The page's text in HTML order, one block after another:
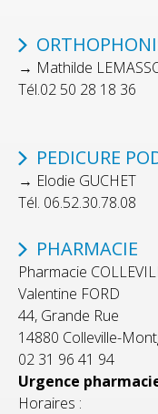
→ Mathilde
Tél.02 50 28 18 36
PEDICURE
→ Elodie GUCHET
Tél. 06.52.30.78.08
PHARMACIE
Pharmacie
Valentine FORD
44, Grande Rue
14880 Colleville-
02 31 96 41 94
Urgence
Horaires :